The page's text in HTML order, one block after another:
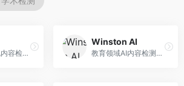
图片视频违规内容检测平台，专注于视觉内容安全。面向内容平台，提供图片审核、视频审核、直播监控等服务，视觉检测专业。
Winston AI
教育领域AI内容检测平台，专注于学术诚信。面向教育机构，提供AI内容检测、抄袭检测、报告生成等服务，教育适配性强。